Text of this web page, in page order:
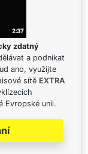
zdatný
a podnikat
ano, využijte
sítě EXTRA
Evropské unii.